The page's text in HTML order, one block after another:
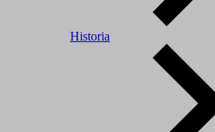
Historia